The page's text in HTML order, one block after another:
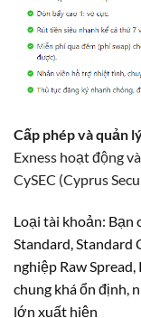
Cấp phép và quản
Exness hoạt động
CySEC (Cyprus
Loại tài khoản: Bạn
Standard, Standard
nghiệp Raw
chung khá ổn định,
lớn xuất hiện